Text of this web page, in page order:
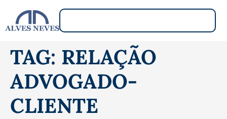
TAG: RELAÇÃO
ADVOGADO-
CLIENTE